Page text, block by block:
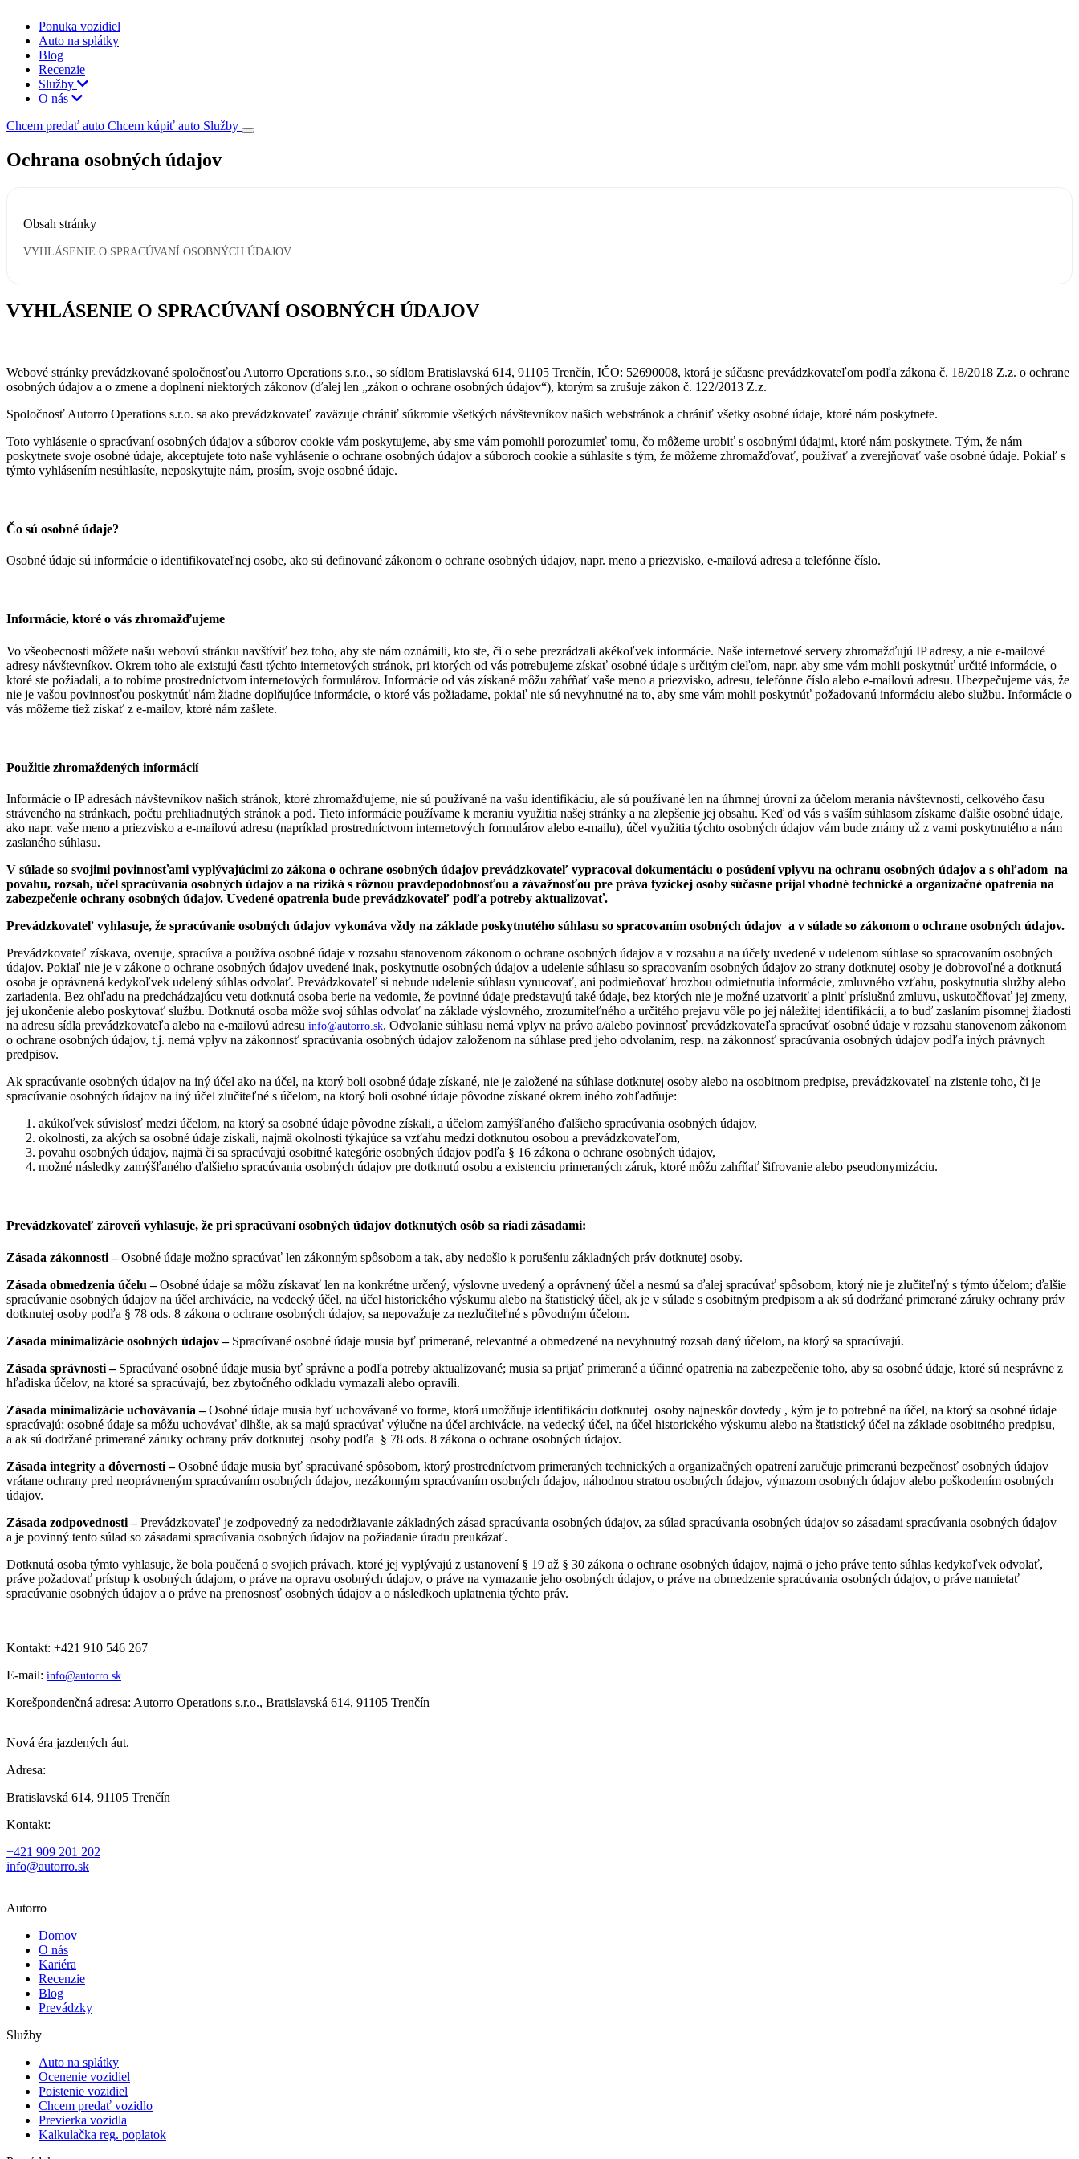
Ponuka vozidiel
Auto na splátky
Blog
Recenzie
Služby
O nás
Chcem predať auto Chcem kúpiť auto Služby
Ochrana osobných údajov
Obsah stránky
VYHLÁSENIE O SPRACÚVANÍ OSOBNÝCH ÚDAJOV
VYHLÁSENIE O SPRACÚVANÍ OSOBNÝCH ÚDAJOV
Webové stránky prevádzkované spoločnosťou Autorro Operations s.r.o., so sídlom Bratislavská 614, 91105 Trenčín, IČO: 52690008, ktorá je súčasne prevádzkovateľom podľa zákona č. 18/2018 Z.z. o ochrane
osobných údajov a o zmene a doplnení niektorých zákonov (ďalej len „zákon o ochrane osobných údajov“), ktorým sa zrušuje zákon č. 122/2013 Z.z.
Spoločnosť Autorro Operations s.r.o. sa ako prevádzkovateľ zaväzuje chrániť súkromie všetkých návštevníkov našich webstránok a chrániť všetky osobné údaje, ktoré nám poskytnete.
Toto vyhlásenie o spracúvaní osobných údajov a súborov cookie vám poskytujeme, aby sme vám pomohli porozumieť tomu, čo môžeme urobiť s osobnými údajmi, ktoré nám poskytnete. Tým, že nám
poskytnete svoje osobné údaje, akceptujete toto naše vyhlásenie o ochrane osobných údajov a súboroch cookie a súhlasíte s tým, že môžeme zhromažďovať, používať a zverejňovať vaše osobné údaje. Pokiaľ s
týmto vyhlásením nesúhlasíte, neposkytujte nám, prosím, svoje osobné údaje.
Čo sú osobné údaje?
Osobné údaje sú informácie o identifikovateľnej osobe, ako sú definované zákonom o ochrane osobných údajov, napr. meno a priezvisko, e-mailová adresa a telefónne číslo.
Informácie, ktoré o vás zhromažďujeme
Vo všeobecnosti môžete našu webovú stránku navštíviť bez toho, aby ste nám oznámili, kto ste, či o sebe prezrádzali akékoľvek informácie. Naše internetové servery zhromažďujú IP adresy, a nie e-mailové
adresy návštevníkov. Okrem toho ale existujú časti týchto internetových stránok, pri ktorých od vás potrebujeme získať osobné údaje s určitým cieľom, napr. aby sme vám mohli poskytnúť určité informácie, o
ktoré ste požiadali, a to robíme prostredníctvom internetových formulárov. Informácie od vás získané môžu zahŕňať vaše meno a priezvisko, adresu, telefónne číslo alebo e-mailovú adresu. Ubezpečujeme vás, že
nie je vašou povinnosťou poskytnúť nám žiadne doplňujúce informácie, o ktoré vás požiadame, pokiaľ nie sú nevyhnutné na to, aby sme vám mohli poskytnúť požadovanú informáciu alebo službu. Informácie o
vás môžeme tiež získať z e-mailov, ktoré nám zašlete.
Použitie zhromaždených informácií
Informácie o IP adresách návštevníkov našich stránok, ktoré zhromažďujeme, nie sú používané na vašu identifikáciu, ale sú používané len na úhrnnej úrovni za účelom merania návštevnosti, celkového času
stráveného na stránkach, počtu prehliadnutých stránok a pod. Tieto informácie používame k meraniu využitia našej stránky a na zlepšenie jej obsahu. Keď od vás s vaším súhlasom získame ďalšie osobné údaje,
ako napr. vaše meno a priezvisko a e-mailovú adresu (napríklad prostredníctvom internetových formulárov alebo e-mailu), účel využitia týchto osobných údajov vám bude známy už z vami poskytnutého a nám
zaslaného súhlasu.
V súlade so svojimi povinnosťami vyplývajúcimi zo zákona o ochrane osobných údajov prevádzkovateľ vypracoval dokumentáciu o posúdení vplyvu na ochranu osobných údajov a s ohľadom na
povahu, rozsah, účel spracúvania osobných údajov a na riziká s rôznou pravdepodobnosťou a závažnosťou pre práva fyzickej osoby súčasne prijal vhodné technické a organizačné opatrenia na
zabezpečenie ochrany osobných údajov. Uvedené opatrenia bude prevádzkovateľ podľa potreby aktualizovať.
Prevádzkovateľ vyhlasuje, že spracúvanie osobných údajov vykonáva vždy na základe poskytnutého súhlasu so spracovaním osobných údajov a v súlade so zákonom o ochrane osobných údajov.
Prevádzkovateľ získava, overuje, spracúva a používa osobné údaje v rozsahu stanovenom zákonom o ochrane osobných údajov a v rozsahu a na účely uvedené v udelenom súhlase so spracovaním osobných
údajov. Pokiaľ nie je v zákone o ochrane osobných údajov uvedené inak, poskytnutie osobných údajov a udelenie súhlasu so spracovaním osobných údajov zo strany dotknutej osoby je dobrovoľné a dotknutá
osoba je oprávnená kedykoľvek udelený súhlas odvolať. Prevádzkovateľ si nebude udelenie súhlasu vynucovať, ani podmieňovať hrozbou odmietnutia informácie, zmluvného vzťahu, poskytnutia služby alebo
zariadenia. Bez ohľadu na predchádzajúcu vetu dotknutá osoba berie na vedomie, že povinné údaje predstavujú také údaje, bez ktorých nie je možné uzatvoriť a plniť príslušnú zmluvu, uskutočňovať jej zmeny,
jej ukončenie alebo poskytovať službu. Dotknutá osoba môže svoj súhlas odvolať na základe výslovného, zrozumiteľného a určitého prejavu vôle po jej náležitej identifikácii, a to buď zaslaním písomnej žiadosti
na adresu sídla prevádzkovateľa alebo na e-mailovú adresu info@autorro.sk. Odvolanie súhlasu nemá vplyv na právo a/alebo povinnosť prevádzkovateľa spracúvať osobné údaje v rozsahu stanovenom zákonom
o ochrane osobných údajov, t.j. nemá vplyv na zákonnosť spracúvania osobných údajov založenom na súhlase pred jeho odvolaním, resp. na zákonnosť spracúvania osobných údajov podľa iných právnych
predpisov.
Ak spracúvanie osobných údajov na iný účel ako na účel, na ktorý boli osobné údaje získané, nie je založené na súhlase dotknutej osoby alebo na osobitnom predpise, prevádzkovateľ na zistenie toho, či je
spracúvanie osobných údajov na iný účel zlučiteľné s účelom, na ktorý boli osobné údaje pôvodne získané okrem iného zohľadňuje:
akúkoľvek súvislosť medzi účelom, na ktorý sa osobné údaje pôvodne získali, a účelom zamýšľaného ďalšieho spracúvania osobných údajov,
okolnosti, za akých sa osobné údaje získali, najmä okolnosti týkajúce sa vzťahu medzi dotknutou osobou a prevádzkovateľom,
povahu osobných údajov, najmä či sa spracúvajú osobitné kategórie osobných údajov podľa § 16 zákona o ochrane osobných údajov,
možné následky zamýšľaného ďalšieho spracúvania osobných údajov pre dotknutú osobu a existenciu primeraných záruk, ktoré môžu zahŕňať šifrovanie alebo pseudonymizáciu.
Prevádzkovateľ zároveň vyhlasuje, že pri spracúvaní osobných údajov dotknutých osôb sa riadi zásadami:
Zásada zákonnosti –Osobné údaje možno spracúvať len zákonným spôsobom a tak, aby nedošlo k porušeniu základných práv dotknutej osoby.
Zásada obmedzenia účelu –Osobné údaje sa môžu získavať len na konkrétne určený, výslovne uvedený a oprávnený účel a nesmú sa ďalej spracúvať spôsobom, ktorý nie je zlučiteľný s týmto účelom; ďalšie
spracúvanie osobných údajov na účel archivácie, na vedecký účel, na účel historického výskumu alebo na štatistický účel, ak je v súlade s osobitným predpisom a ak sú dodržané primerané záruky ochrany práv
dotknutej osoby podľa § 78 ods. 8 zákona o ochrane osobných údajov, sa nepovažuje za nezlučiteľné s pôvodným účelom.
Zásada minimalizácie osobných údajov – Spracúvané osobné údaje musia byť primerané, relevantné a obmedzené na nevyhnutný rozsah daný účelom, na ktorý sa spracúvajú.
Zásada správnosti – Spracúvané osobné údaje musia byť správne a podľa potreby aktualizované; musia sa prijať primerané a účinné opatrenia na zabezpečenie toho, aby sa osobné údaje, ktoré sú nesprávne z
hľadiska účelov, na ktoré sa spracúvajú, bez zbytočného odkladu vymazali alebo opravili.
Zásada minimalizácie uchovávania –Osobné údaje musia byť uchovávané vo forme, ktorá umožňuje identifikáciu dotknutej osoby najneskôr dovtedy , kým je to potrebné na účel, na ktorý sa osobné údaje
spracúvajú; osobné údaje sa môžu uchovávať dlhšie, ak sa majú spracúvať výlučne na účel archivácie, na vedecký účel, na účel historického výskumu alebo na štatistický účel na základe osobitného predpisu,
a ak sú dodržané primerané záruky ochrany práv dotknutej osoby podľa § 78 ods. 8 zákona o ochrane osobných údajov.
Zásada integrity a dôvernosti –Osobné údaje musia byť spracúvané spôsobom, ktorý prostredníctvom primeraných technických a organizačných opatrení zaručuje primeranú bezpečnosť osobných údajov
vrátane ochrany pred neoprávneným spracúvaním osobných údajov, nezákonným spracúvaním osobných údajov, náhodnou stratou osobných údajov, výmazom osobných údajov alebo poškodením osobných
údajov.
Zásada zodpovednosti –Prevádzkovateľ je zodpovedný za nedodržiavanie základných zásad spracúvania osobných údajov, za súlad spracúvania osobných údajov so zásadami spracúvania osobných údajov
a je povinný tento súlad so zásadami spracúvania osobných údajov na požiadanie úradu preukázať.
Dotknutá osoba týmto vyhlasuje, že bola poučená o svojich právach, ktoré jej vyplývajú z ustanovení § 19 až § 30 zákona o ochrane osobných údajov, najmä o jeho práve tento súhlas kedykoľvek odvolať,
práve požadovať prístup k osobných údajom, o práve na opravu osobných údajov, o práve na vymazanie jeho osobných údajov, o práve na obmedzenie spracúvania osobných údajov, o práve namietať
spracúvanie osobných údajov a o práve na prenosnosť osobných údajov a o následkoch uplatnenia týchto práv.
Kontakt: +421 910 546 267
E-mail: info@autorro.sk
Korešpondenčná adresa: Autorro Operations s.r.o., Bratislavská 614, 91105 Trenčín
Nová éra jazdených áut.
Adresa:
Bratislavská 614, 91105 Trenčín
Kontakt:
+421 909 201 202
info@autorro.sk
Autorro
Domov
O nás
Kariéra
Recenzie
Blog
Prevádzky
Služby
Auto na splátky
Ocenenie vozidiel
Poistenie vozidiel
Chcem predať vozidlo
Previerka vozidla
Kalkulačka reg. poplatok